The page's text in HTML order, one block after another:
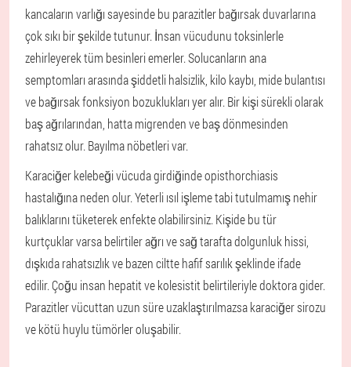
kancaların varlığı sayesinde bu parazitler bağırsak duvarlarına
çok sıkı bir şekilde tutunur. İnsan vücudunu toksinlerle
zehirleyerek tüm besinleri emerler. Solucanların ana
semptomları arasında şiddetli halsizlik, kilo kaybı, mide bulantısı
ve bağırsak fonksiyon bozuklukları yer alır. Bir kişi sürekli olarak
baş ağrılarından, hatta migrenden ve baş dönmesinden
rahatsız olur. Bayılma nöbetleri var.
Karaciğer kelebeği vücuda girdiğinde opisthorchiasis
hastalığına neden olur. Yeterli ısıl işleme tabi tutulmamış nehir
balıklarını tüketerek enfekte olabilirsiniz. Kişide bu tür
kurtçuklar varsa belirtiler ağrı ve sağ tarafta dolgunluk hissi,
dışkıda rahatsızlık ve bazen ciltte hafif sarılık şeklinde ifade
edilir. Çoğu insan hepatit ve kolesistit belirtileriyle doktora gider.
Parazitler vücuttan uzun süre uzaklaştırılmazsa karaciğer sirozu
ve kötü huylu tümörler oluşabilir.